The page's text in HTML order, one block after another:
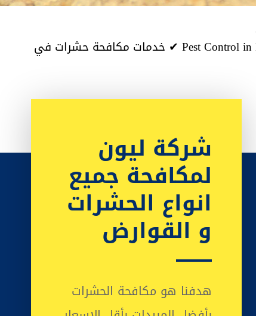
شركة مكافحة حشرات مصر ✔ شركات مكافحة حشرات مصر✔ مكافحة الحشرات والقوارض فى مصر✔ Pest Control in Egypt ✔ خدمات مكافحة حشرات في
شركة ليون
لمكافحة جميع
انواع الحشرات
و القوارض
هدفنا هو مكافحة الحشرات